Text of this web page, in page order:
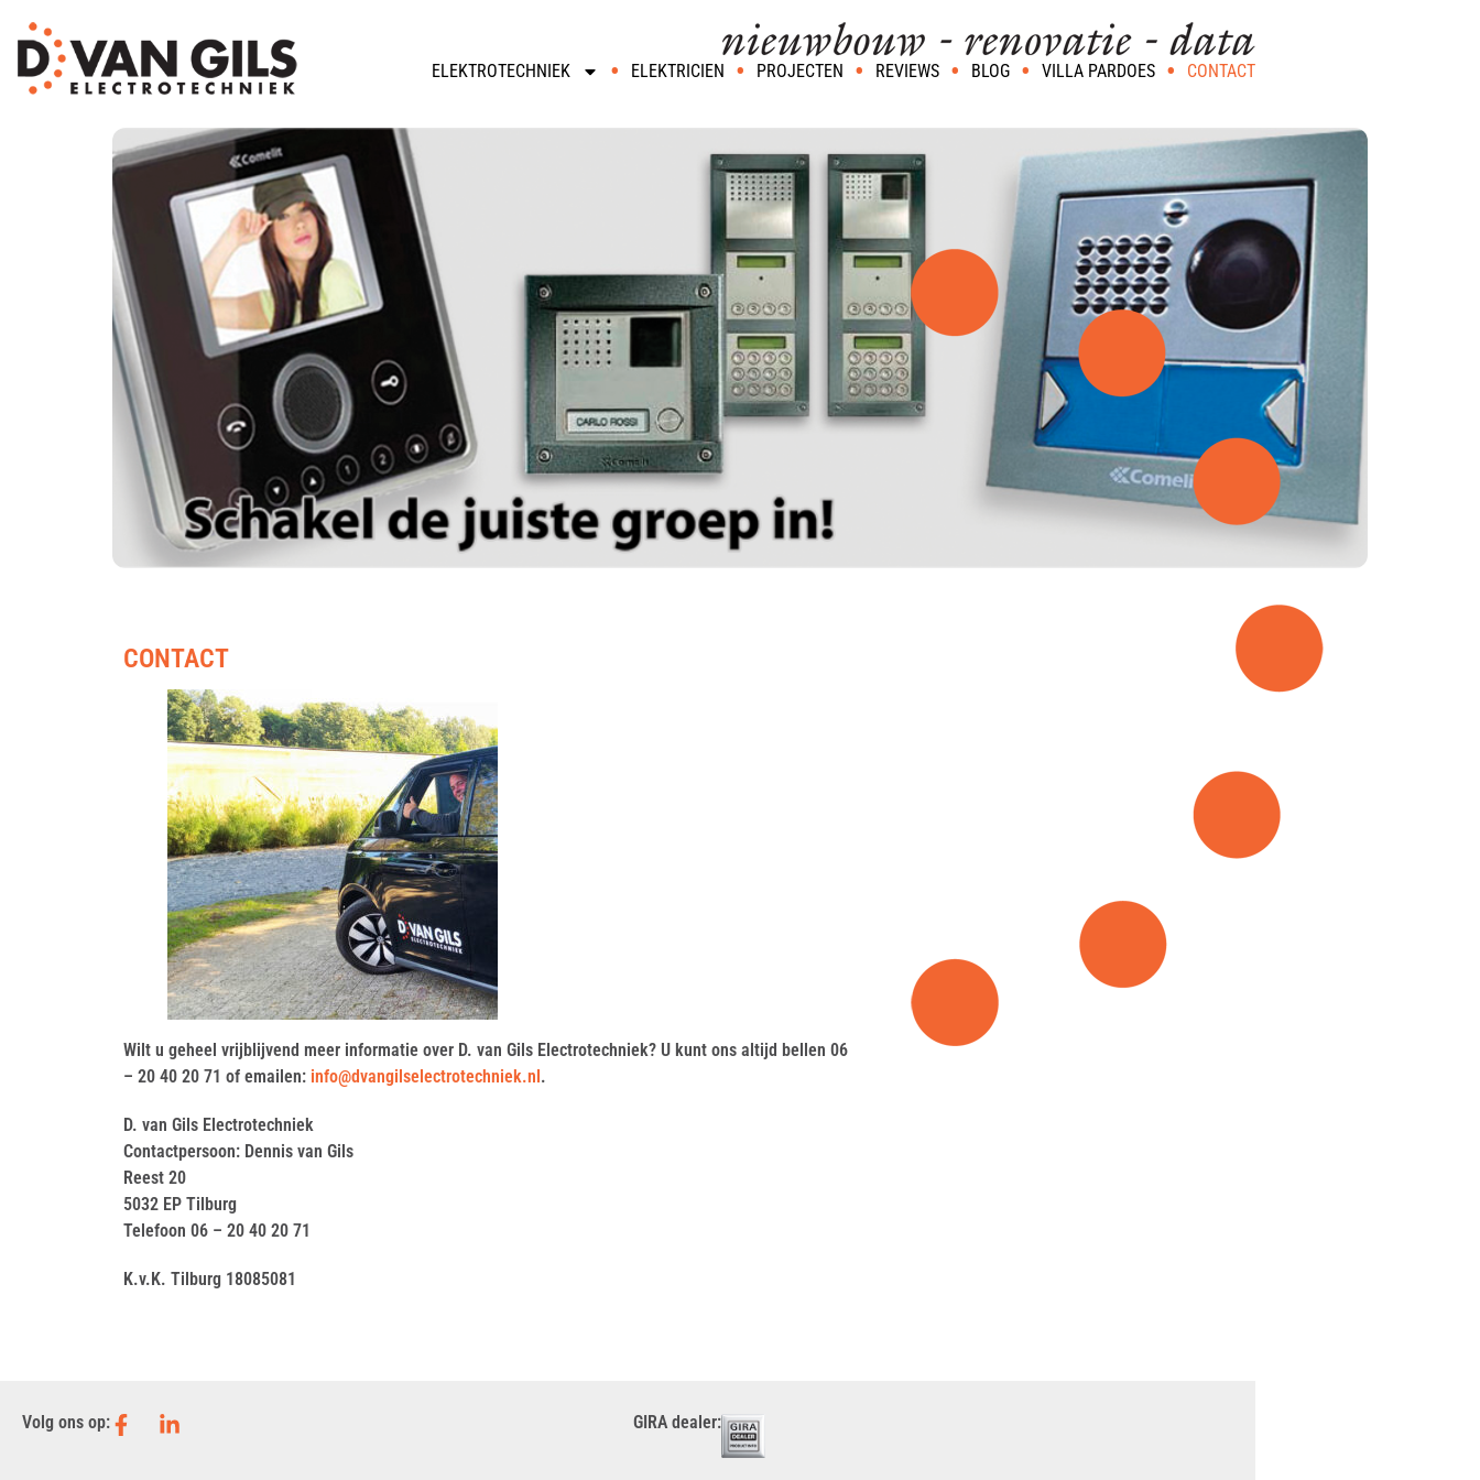
ELEKTROTECHNIEK ELEKTRICIEN PROJECTEN REVIEWS BLOG VILLA PARDOES CONTACT
CONTACT
Wilt u geheel vrijblijvend meer informatie over D. van Gils Electrotechniek? U kunt ons altijd bellen 06
– 20 40 20 71 of emailen: info@dvangilselectrotechniek.nl.
D. van Gils Electrotechniek
Contactpersoon: Dennis van Gils
Reest 20
5032 EP Tilburg
Telefoon 06 – 20 40 20 71
K.v.K. Tilburg 18085081
Volg ons op: GIRA dealer: